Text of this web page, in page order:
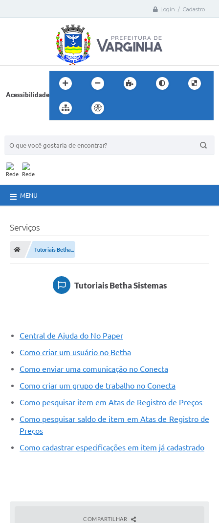
Login / Cadastro
Acessibilidade
MENU
Serviços
Tutoriais Betha...
Tutoriais Betha Sistemas
Central de Ajuda do No Paper
Como criar um usuário no Betha
Como enviar uma comunicação no Conecta
Como criar um grupo de trabalho no Conecta
Como pesquisar item em Atas de Registro de Preços
Como pesquisar saldo de item em Atas de Registro de
Preços
Como cadastrar especificações em item já cadastrado
COMPARTILHAR